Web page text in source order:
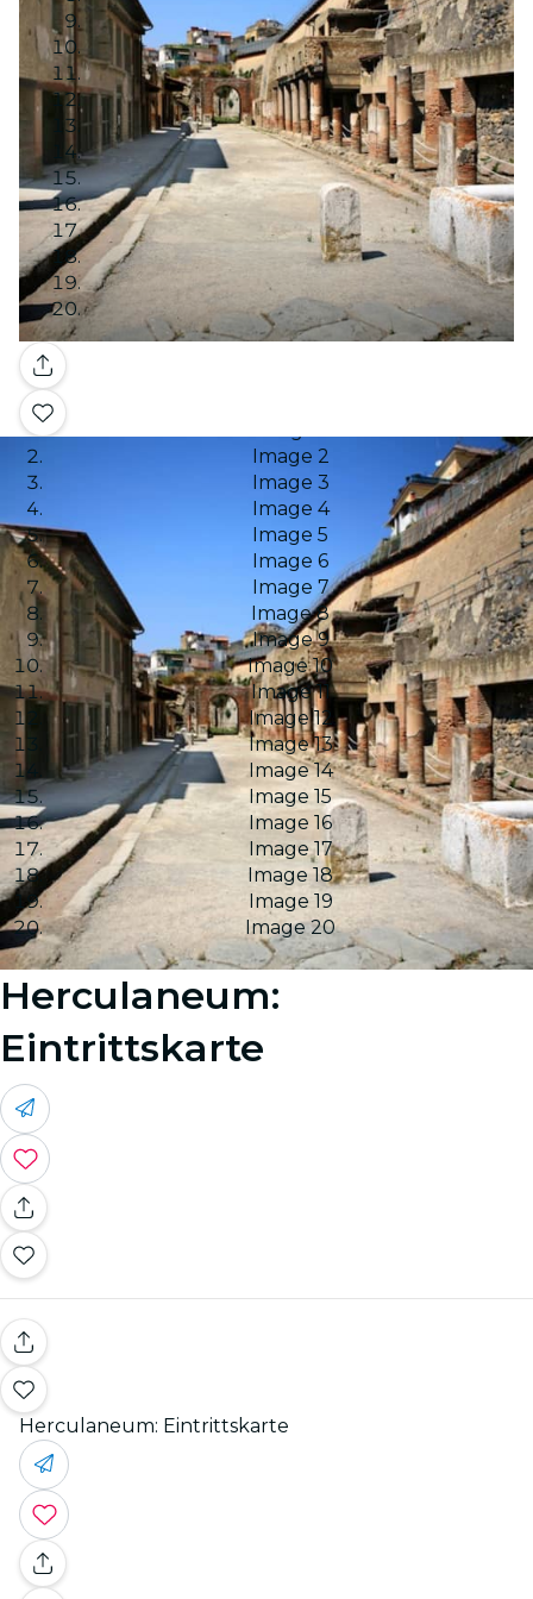
Galerie
Image 2
Image 3
Image 4
Image 5
Image 6
Image 7
Image 8
Image 9
Image 10
Image 11
Image 12
Image 13
Image 14
Image 15
Image 16
Image 17
Image 18
Image 19
Image 20
Herculaneum:
Eintrittskarte
Herculaneum: Eintrittskarte